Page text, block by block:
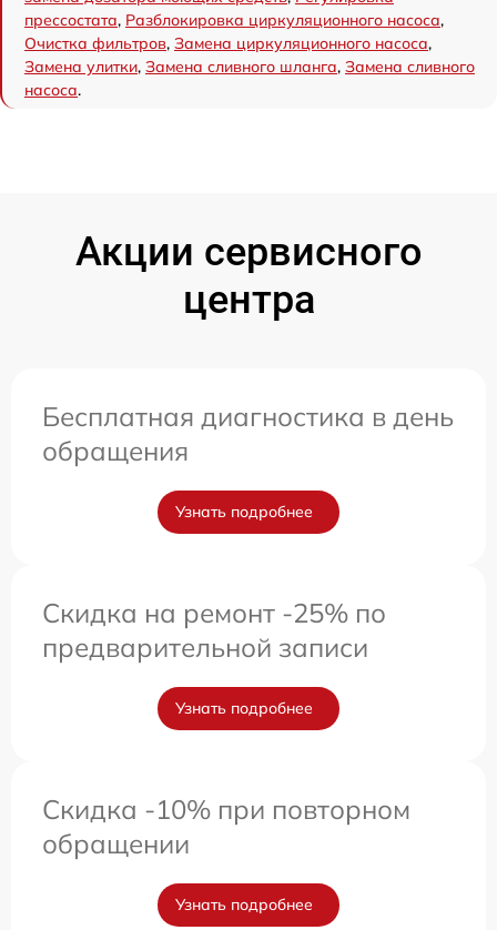
прессостата, Разблокировка циркуляционного насоса,
Очистка фильтров, Замена циркуляционного насоса,
Замена улитки, Замена сливного шланга, Замена сливного
насоса.
Акции сервисного
центра
Бесплатная диагностика в день
обращения
Узнать подробнее
Скидка на ремонт -25% по
предварительной записи
Узнать подробнее
Скидка -10% при повторном
обращении
Узнать подробнее